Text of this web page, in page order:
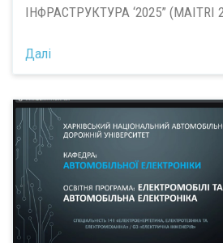
ІНФРАСТРУКТУРА ‘2025” (MAITRI
Далі